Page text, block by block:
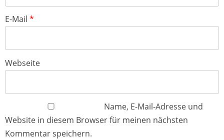
E-Mail *
Webseite
Name, E-Mail-Adresse und
Website in diesem Browser für meinen nächsten
Kommentar speichern.